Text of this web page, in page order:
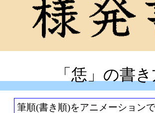
「恁」の書
筆順(書き順)をアニメーション